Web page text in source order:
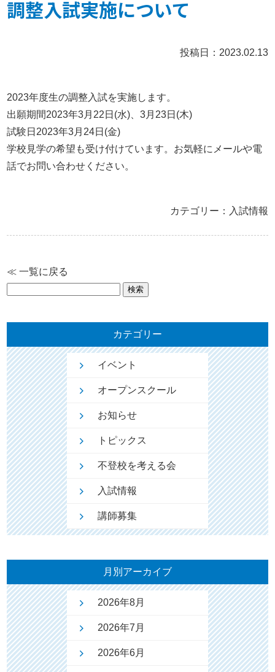
調整入試実施について
投稿日：2023.02.13
2023年度生の調整入試を実施します。
出願期間2023年3月22日(水)、3月23日(木)
試験日2023年3月24日(金)
学校見学の希望も受け付けています。お気軽にメールや電
話でお問い合わせください。
カテゴリー：入試情報
≪ 一覧に戻る
カテゴリー
イベント
オープンスクール
お知らせ
トピックス
不登校を考える会
入試情報
講師募集
月別アーカイブ
2026年8月
2026年7月
2026年6月